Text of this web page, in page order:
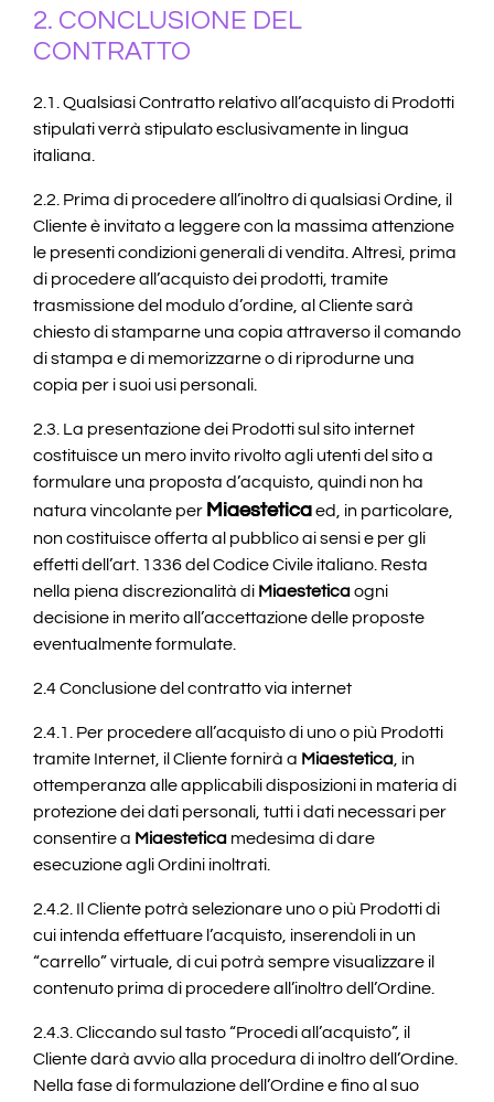
2. CONCLUSIONE DEL
CONTRATTO
2.1. Qualsiasi Contratto relativo all’acquisto di Prodotti
stipulati verrà stipulato esclusivamente in lingua
italiana.
2.2. Prima di procedere all’inoltro di qualsiasi Ordine, il
Cliente è invitato a leggere con la massima attenzione
le presenti condizioni generali di vendita. Altresì, prima
di procedere all’acquisto dei prodotti, tramite
trasmissione del modulo d’ordine, al Cliente sarà
chiesto di stamparne una copia attraverso il comando
di stampa e di memorizzarne o di riprodurne una
copia per i suoi usi personali.
2.3. La presentazione dei Prodotti sul sito internet
costituisce un mero invito rivolto agli utenti del sito a
formulare una proposta d’acquisto, quindi non ha
natura vincolante per Miaesteticaed, in particolare,
non costituisce offerta al pubblico ai sensi e per gli
effetti dell’art. 1336 del Codice Civile italiano. Resta
nella piena discrezionalità di Miaesteticaogni
decisione in merito all’accettazione delle proposte
eventualmente formulate.
2.4 Conclusione del contratto via internet
2.4.1. Per procedere all’acquisto di uno o più Prodotti
tramite Internet, il Cliente fornirà a Miaestetica , in
ottemperanza alle applicabili disposizioni in materia di
protezione dei dati personali, tutti i dati necessari per
consentire a Miaestetica medesima di dare
esecuzione agli Ordini inoltrati.
2.4.2. Il Cliente potrà selezionare uno o più Prodotti di
cui intenda effettuare l’acquisto, inserendoli in un
“carrello” virtuale, di cui potrà sempre visualizzare il
contenuto prima di procedere all’inoltro dell’Ordine.
2.4.3. Cliccando sul tasto “Procedi all’acquisto”, il
Cliente darà avvio alla procedura di inoltro dell’Ordine.
Nella fase di formulazione dell’Ordine e fino al suo